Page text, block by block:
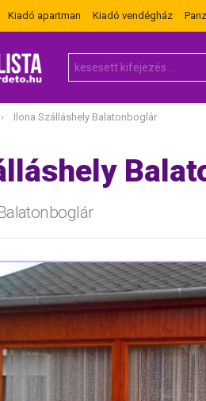
Kiadó apartman Kiadó vendégház
for:
Ilona Szálláshely Balatonboglár